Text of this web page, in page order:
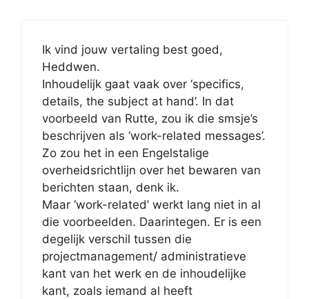
Ik vind jouw vertaling best goed,
Heddwen.
Inhoudelijk gaat vaak over ‘specifics,
details, the subject at hand’. In dat
voorbeeld van Rutte, zou ik die smsje’s
beschrijven als ‘work-related messages’.
Zo zou het in een Engelstalige
overheidsrichtlijn over het bewaren van
berichten staan, denk ik.
Maar ‘work-related’ werkt lang niet in al
die voorbeelden. Daarintegen. Er is een
degelijk verschil tussen die
projectmanagement/ administratieve
kant van het werk en de inhoudelijke
kant, zoals iemand al heeft